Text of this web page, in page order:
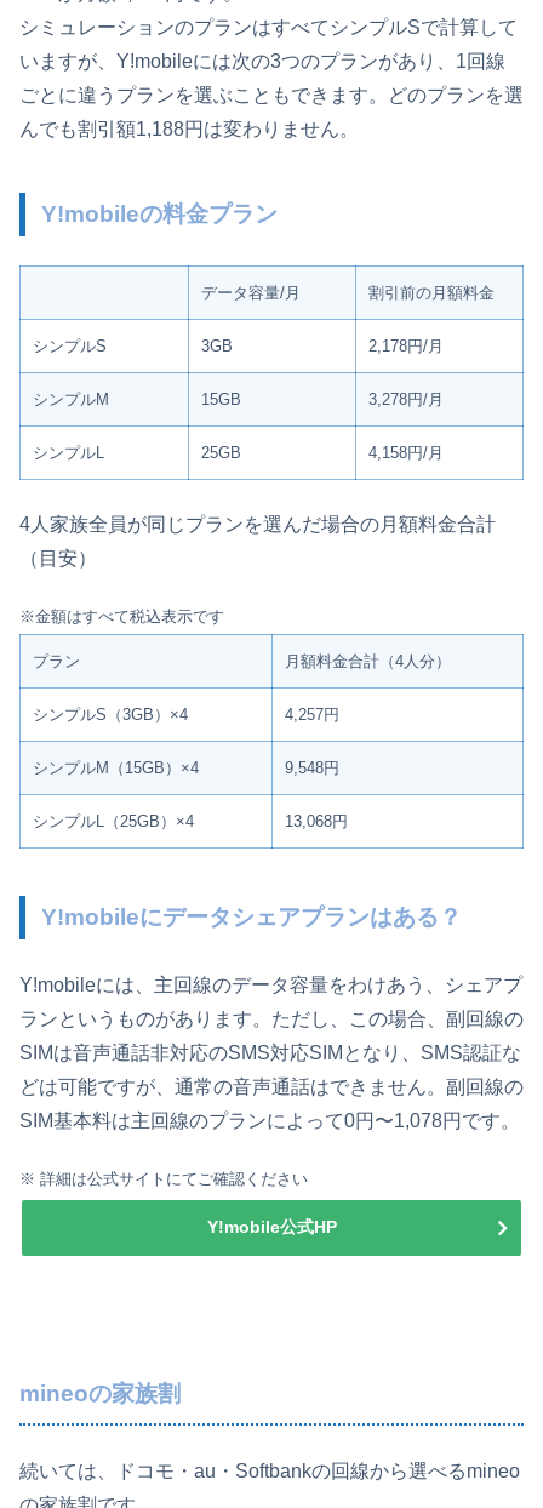
シミュレーションのプランはすべてシンプルSで計算して
いますが、Y!mobileには次の3つのプランがあり、1回線
ごとに違うプランを選ぶこともできます。どのプランを選
んでも割引額1,188円は変わりません。
Y!mobileの料金プラン
データ容量/月 割引前の月額料金
シンプルS 3GB 2,178円/月
シンプルM 15GB 3,278円/月
シンプルL 25GB 4,158円/月
4人家族全員が同じプランを選んだ場合の月額料金合計
（目安）
※金額はすべて税込表示です
プラン 月額料金合計（4人分）
シンプルS（3GB）×4 4,257円
シンプルM（15GB）×4 9,548円
シンプルL（25GB）×4 13,068円
Y!mobileにデータシェアプランはある？
Y!mobileには、主回線のデータ容量をわけあう、シェアプ
ランというものがあります。ただし、この場合、副回線の
SIMは音声通話非対応のSMS対応SIMとなり、SMS認証な
どは可能ですが、通常の音声通話はできません。副回線の
SIM基本料は主回線のプランによって0円〜1,078円です。
※ 詳細は公式サイトにてご確認ください
Y!mobile公式HP
mineoの家族割
続いては、ドコモ・au・Softbankの回線から選べるmineo